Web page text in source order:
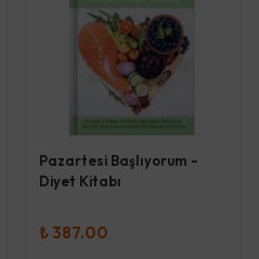
Pazartesi Başlıyorum -
Diyet Kitabı
₺ 387.00